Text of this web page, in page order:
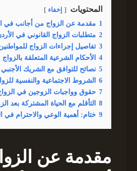
المحتويات إخفاء
1 مقدمة عن الزواج من أجانب في
2 متطلبات الزواج القانوني في
3 تفاصيل إجراءات الزواج
4
الأحكام الشرعية المتعلقة
5 نصائح للتوافق مع الشريك الأجنبي
6
الشروط الاجتماعية والنفسية
7 حقوق وواجبات الزوجين في
8
التأقلم مع الحياة المشتركة بعد
9 ختام: أهمية الوعي والاحترام في
مقدمة عن